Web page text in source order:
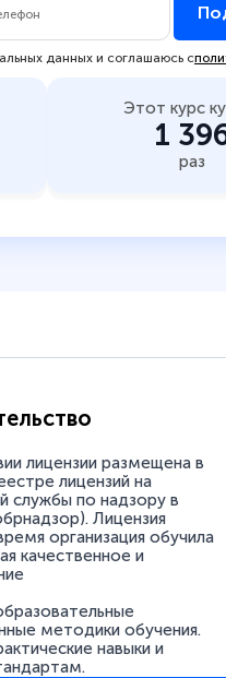
данных и соглашаюсь с
Этот курс
1
раз
лицензии размещена в
лицензий на
службы по надзору в
Лицензия
организация обучила
качественное и
методики обучения.
навыки и